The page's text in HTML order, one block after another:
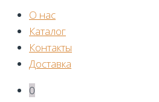
О нас
Каталог
Контакты
Доставка
0